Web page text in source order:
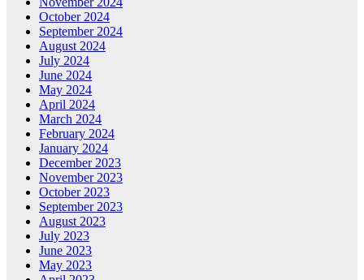
October 2024
September 2024
August 2024
July 2024
June 2024
May 2024
April 2024
March 2024
February 2024
January 2024
December 2023
November 2023
October 2023
September 2023
August 2023
July 2023
June 2023
May 2023